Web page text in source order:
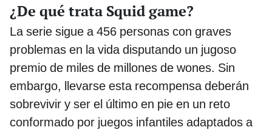
¿De qué trata Squid game?
La serie sigue a 456 personas con graves
problemas en la vida disputando un jugoso
premio de miles de millones de wones. Sin
embargo, llevarse esta recompensa deberán
sobrevivir y ser el último en pie en un reto
conformado por juegos infantiles adaptados a